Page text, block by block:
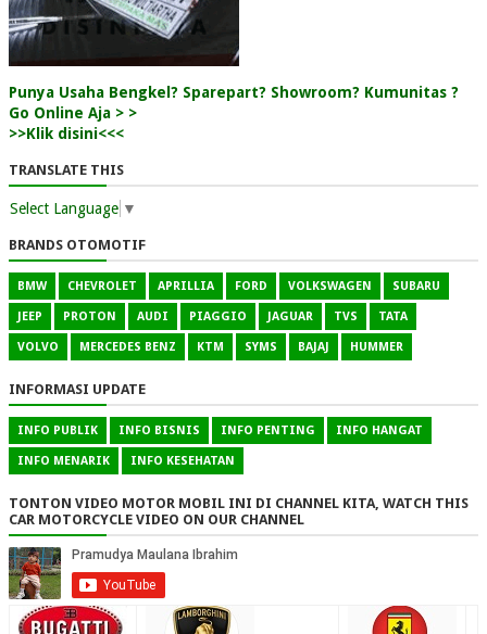
Punya Usaha Bengkel? Sparepart? Showroom? Kumunitas ?
Go Online Aja > >
>>Klik disini<<<
TRANSLATE THIS
Select Language ▼
BRANDS OTOMOTIF
BMW CHEVROLET APRILLIA FORD VOLKSWAGEN SUBARU
JEEP PROTON AUDI PIAGGIO JAGUAR TVS TATA
VOLVO MERCEDES BENZ KTM SYMS BAJAJ HUMMER
INFORMASI UPDATE
INFO PUBLIK INFO BISNIS INFO PENTING INFO HANGAT
INFO MENARIK INFO KESEHATAN
TONTON VIDEO MOTOR MOBIL INI DI CHANNEL KITA, WATCH THIS
CAR MOTORCYCLE VIDEO ON OUR CHANNEL